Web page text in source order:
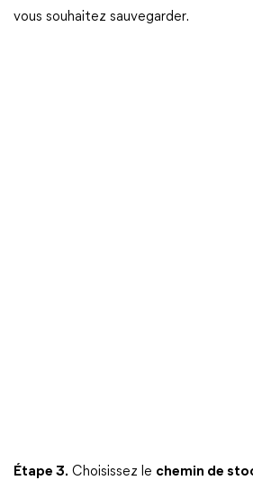
vous souhaitez sauvegarder.
Étape 3. Choisissez le chemin de